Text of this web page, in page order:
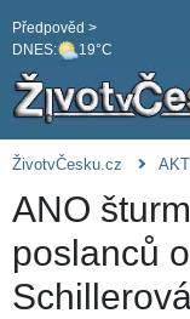
DNES: 19°C
Předpověd >
ŽivotvČesku.cz
ANO
poslanců